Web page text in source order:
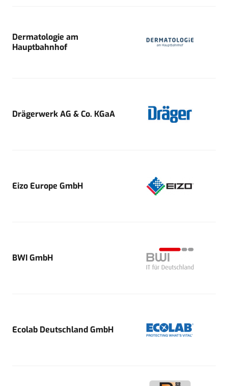
Dermatologie am
Hauptbahnhof
Drägerwerk AG & Co. KGaA
Eizo Europe GmbH
BWI GmbH
Ecolab Deutschland GmbH